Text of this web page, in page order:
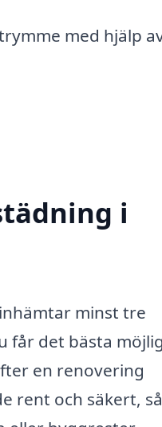
med hjälp
i
minst tre
får det bästa
en renovering
rent och säkert, så